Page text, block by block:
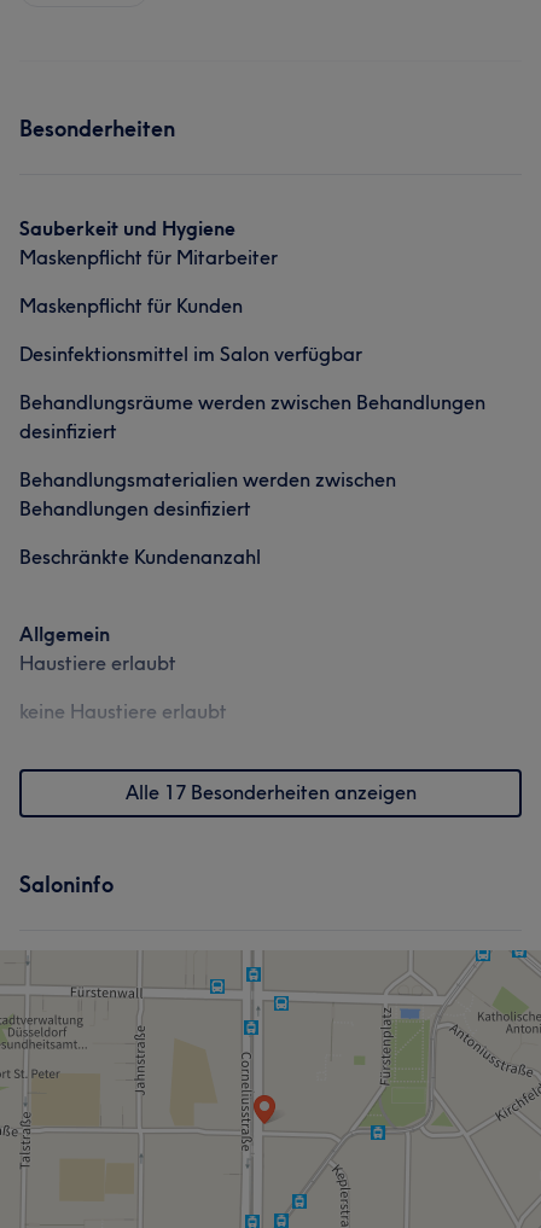
Besonderheiten
Sauberkeit und Hygiene
Maskenpflicht für Mitarbeiter
Maskenpflicht für Kunden
Desinfektionsmittel im Salon verfügbar
Behandlungsräume werden zwischen Behandlungen
desinfiziert
Behandlungsmaterialien werden zwischen
Behandlungen desinfiziert
Beschränkte Kundenanzahl
Allgemein
Haustiere erlaubt
keine Haustiere erlaubt
Alle 17 Besonderheiten anzeigen
Saloninfo